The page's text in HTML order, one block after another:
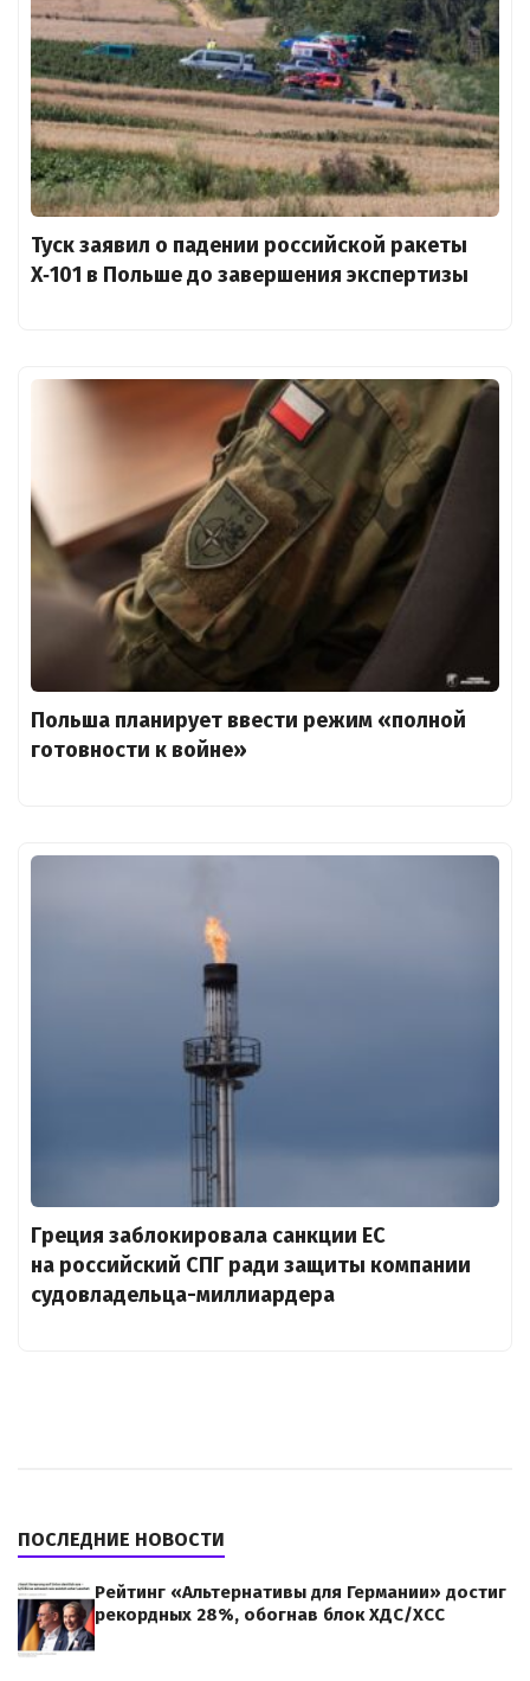
Туск заявил о падении российской ракеты
X‑101 в Польше до завершения экспертизы
Польша планирует ввести режим «полной
готовности к войне»
Греция заблокировала санкции ЕС
на российский СПГ ради защиты компании
судовладельца-миллиардера
ПОСЛЕДНИЕ НОВОСТИ
Рейтинг «Альтернативы для Германии» достиг
рекордных 28%, обогнав блок ХДС/ХСС